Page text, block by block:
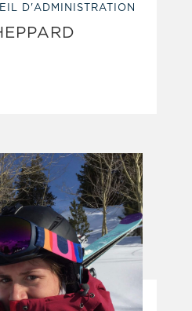
D'ADMINISTRATION